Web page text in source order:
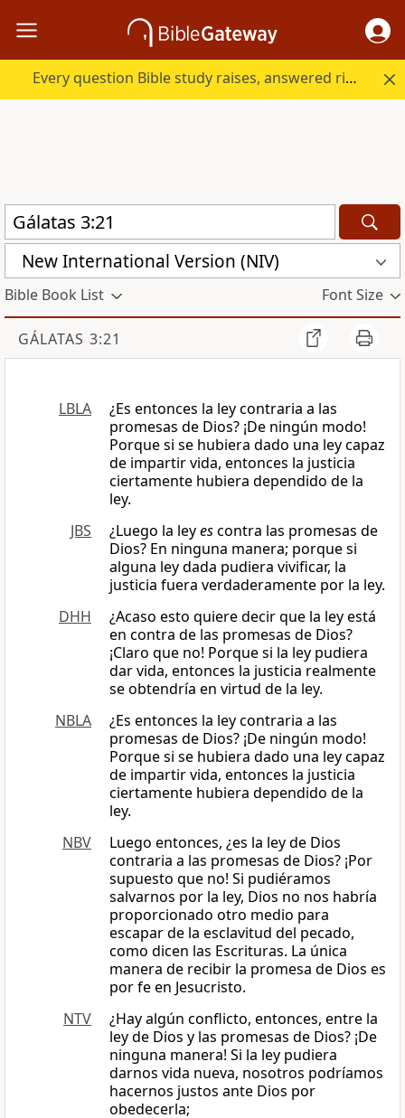
Every question Bible study raises, answered right here.
New International Version (NIV)
Bible Book List Font Size
GÁLATAS 3:21
LBLA
¿Es entonces la ley contraria a las
promesas de Dios? ¡De ningún modo!
Porque si se hubiera dado una ley capaz
de impartir vida, entonces la justicia
ciertamente hubiera dependido de la
ley.
JBS
¿Luego la leyescontra las promesas de
Dios? En ninguna manera; porque si
alguna ley dada pudiera vivificar, la
justicia fuera verdaderamente por la ley.
DHH
¿Acaso esto quiere decir que la ley está
en contra de las promesas de Dios?
¡Claro que no! Porque si la ley pudiera
dar vida, entonces la justicia realmente
se obtendría en virtud de la ley.
NBLA
¿Es entonces la ley contraria a las
promesas de Dios? ¡De ningún modo!
Porque si se hubiera dado una ley capaz
de impartir vida, entonces la justicia
ciertamente hubiera dependido de la
ley.
NBV
Luego entonces, ¿es la ley de Dios
contraria a las promesas de Dios? ¡Por
supuesto que no! Si pudiéramos
salvarnos por la ley, Dios no nos habría
proporcionado otro medio para
escapar de la esclavitud del pecado,
como dicen las Escrituras. La única
manera de recibir la promesa de Dios es
por fe en Jesucristo.
NTV
¿Hay algún conflicto, entonces, entre la
ley de Dios y las promesas de Dios? ¡De
ninguna manera! Si la ley pudiera
darnos vida nueva, nosotros podríamos
hacernos justos ante Dios por
obedecerla;